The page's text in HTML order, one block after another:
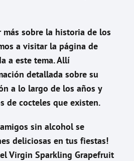
más sobre la historia de los
a visitar la página de
a este tema. Allí
detallada sobre su
a lo largo de los años y
de cocteles que existen.
sin alcohol se
deliciosas en tus fiestas!
Virgin Sparkling Grapefruit